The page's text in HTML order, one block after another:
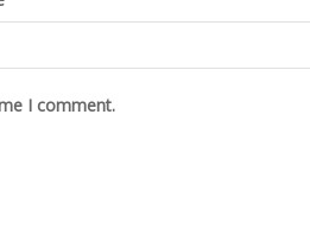
I comment.